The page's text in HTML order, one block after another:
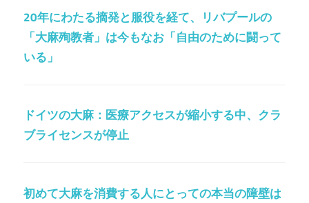
20年にわたる摘発と服役を経て、リバプールの
「大麻殉教者」は今もなお「自由のために闘って
いる」
ドイツの大麻：医療アクセスが縮小する中、クラ
ブライセンスが停止
初めて大麻を消費する人にとっての本当の障壁は